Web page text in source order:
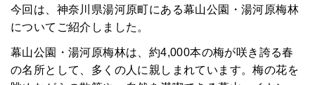
今回は、神奈川県湯河原町にある幕山公園・湯河原梅林
についてご紹介しました。
幕山公園・湯河原梅林は、約4,000本の梅が咲き誇る春
の名所として、多くの人に親しまれています。梅の花を